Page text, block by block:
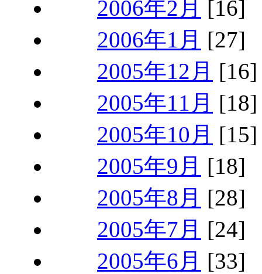
2006年2月 [16]
2006年1月 [27]
2005年12月 [16]
2005年11月 [18]
2005年10月 [15]
2005年9月 [18]
2005年8月 [28]
2005年7月 [24]
2005年6月 [33]